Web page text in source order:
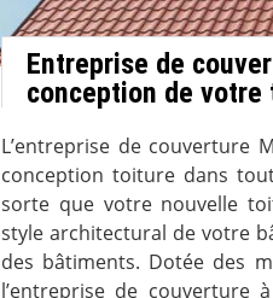
Entreprise de
conception de votre
L’entreprise de couverture
conception toiture dans
sorte que votre nouvelle
style architectural de votre
des bâtiments. Dotée des
l’entreprise de couverture